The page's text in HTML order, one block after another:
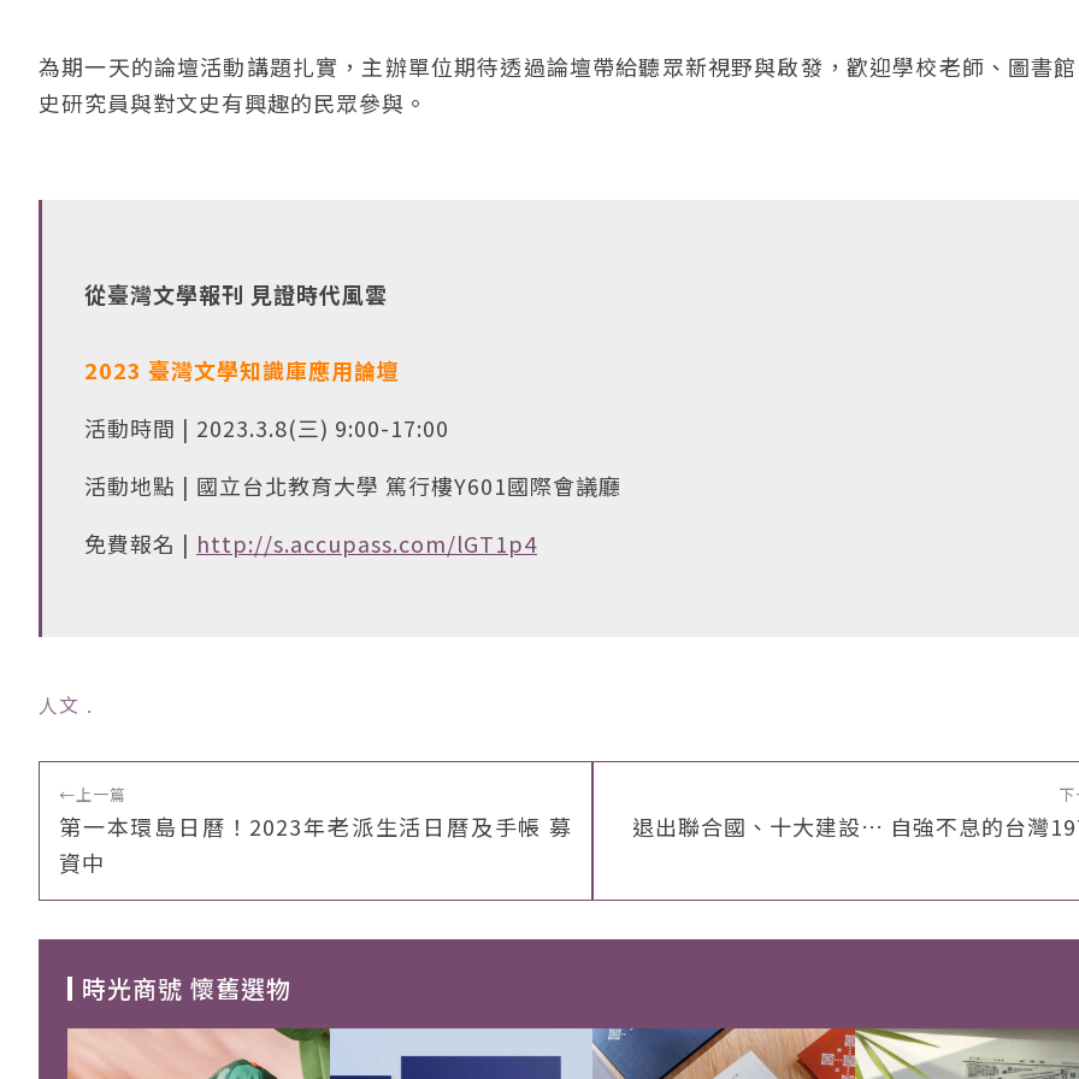
為期一天的論壇活動講題扎實，主辦單位期待透過論壇帶給聽眾新視野與啟發，歡迎學校老師、圖書
史研究員與對文史有興趣的民眾參與。
從臺灣文學報刊 見證時代風雲
2023 臺灣文學知識庫應用論壇
活動時間 | 2023.3.8(三) 9:00-17:00
活動地點 | 國立台北教育大學 篤行樓Y601國際會議廳
免費報名 | http://s.accupass.com/lGT1p4
人文 ﹒
←上一篇
第一本環島日曆！2023年老派生活日曆及手帳 募
資中
退出聯合國、十大建設… 自強不息的台灣
時光商號 懷舊選物